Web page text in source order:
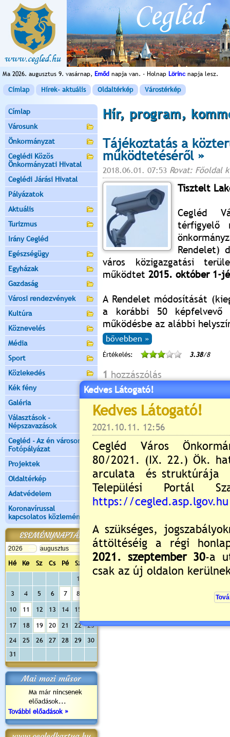
Ma 2026. augusztus 9. vasárnap, Emőd napja van. - Holnap Lörinc napja lesz.
Címlap Hírek- aktuális Oldaltérkép Várostérkép
Címlap
Városunk
Önkormányzat
Ceglédi Közös
Önkormányzati Hivatal
Ceglédi Járási Hivatal
Pályázatok
Aktuális
Turizmus
Irány Cegléd
Egészségügy
Egyházak
Gazdaság
Városi rendezvények
Kultúra
Köznevelés
Média
Sport
Közlekedés
Kék fény
Galéria
Választások -
Népszavazások
Cegléd - Az én városom -
Fotópályázat
Projektek
Oldaltérkép
Adatvédelem
Koronavírussal
kapcsolatos közlemények
ESEMÉNYNAPTÁR
Hé Ke Sz Cs Pé Sz
Va
1
3
4 5 6 7 8
10 11 12 13 14 15
17 18 19 20 21 22
23
24
25 26 27 28 29
30
31
Mai mozi műsor
Ma már nincsenek
előadások...
További előadások »
Hír, program,
Tájékoztatás a
működtetéséről »
2018.06.01. 07:53 Rovat: Főoldal
Tisztelt
Cegléd
térfigyelő
Rendelet)
város közigazgatási
működtet 2015. október 1-
A Rendelet módosítását
a korábbi 50
működésbe az alábbi
bővebben »
Értékelés: 3.38/8
1 hozzászólás
Nagyon csodálatos. <a
rel="follow">google</a>
Új hozzászólás:
Kérjük jelentkezzen
Kedves Látogató!